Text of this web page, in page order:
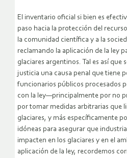
El inventario oficial si bien es
paso hacia la protección del
la comunidad científica y a la
reclamando la aplicación de la ley
glaciares argentinos. Tal es así que
justicia una causa penal que tiene
funcionarios públicos procesados
con la ley—principalmente por no
por tomar medidas arbitrarias que
glaciares, y más específicamente
idóneas para asegurar que
impacten en los glaciares y en el
aplicación de la ley, recordemos